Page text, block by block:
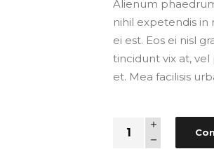
Alienum
nihil expetendis in
ei est. Eos ei nisl
tincidunt vix at,
et. Mea facilisis
Quantity